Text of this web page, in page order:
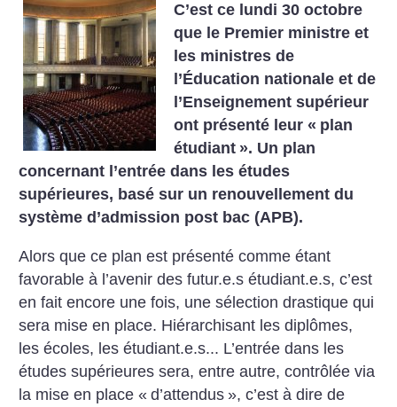
C’est ce lundi 30 octobre
que le Premier ministre et
les ministres de
l’Éducation nationale et de
l’Enseignement supérieur
ont présenté leur « plan
étudiant ». Un plan
concernant l’entrée dans les études
supérieures, basé sur un renouvellement du
système d’admission post bac (APB).
Alors que ce plan est présenté comme étant
favorable à l’avenir des futur.e.s étudiant.e.s, c’est
en fait encore une fois, une sélection drastique qui
sera mise en place. Hiérarchisant les diplômes,
les écoles, les étudiant.e.s... L’entrée dans les
études supérieures sera, entre autre, contrôlée via
la mise en place « d’attendus », c’est à dire de